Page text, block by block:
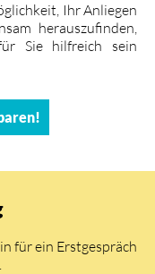
Ihr Anliegen
herauszufinden,
Sie hilfreich sein
für ein Erstgespräch